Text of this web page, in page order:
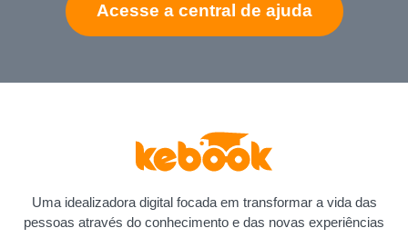
Acesse a central de ajuda
Uma idealizadora digital focada em transformar a vida das
pessoas através do conhecimento e das novas experiências